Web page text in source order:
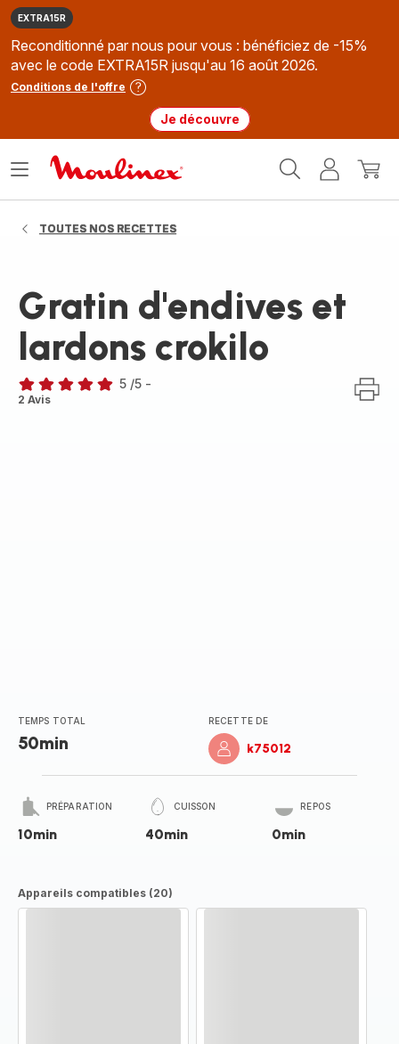
EXTRA15R
Reconditionné par nous pour vous : bénéficiez de -15%
avec le code EXTRA15R jusqu'au 16 août 2026.
Conditions de l'offre
Je découvre
MonMon
Ouvrir
TOUTES NOS RECETTES
Gratin d'endives et
lardons crokilo
Avis
5 /5 -
2 Avis
TEMPS TOTAL
50min
RECETTE DE
k75012
PRÉPARATION
10min
CUISSON
40min
REPOS
0min
Appareils compatibles (20)